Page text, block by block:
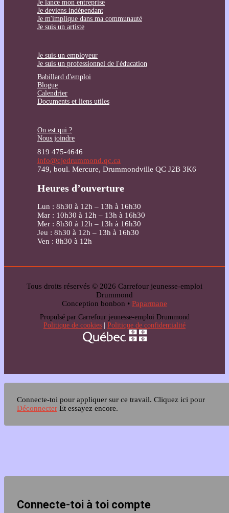
Je lance mon entreprise
Je deviens indépendant
Je m'implique dans ma communauté
Je suis un artiste
Je suis un employeur
Je suis un professionnel de l'éducation
Babillard d'emploi
Blogue
Calendrier
Documents et liens utiles
On est qui ?
Nous joindre
819 475-4646
info@cjedrummond.qc.ca
749, boul. Mercure, Drummondville QC J2B 3K6
Heures d’ouverture
Lun : 8h30 à 12h – 13h à 16h30
Mar : 10h30 à 12h – 13h à 16h30
Mer : 8h30 à 12h – 13h à 16h30
Jeu : 8h30 à 12h – 13h à 16h30
Ven : 8h30 à 12h
Tous droits réservés © 2026 Carrefour jeunesse-emploi
Drummond
Conception bonbon • Paparmane
Propulsé par Carrefour jeunesse-emploi Drummond
Politique de cookies
Politique de confidentialité
Connecte-toi pour appliquer sur ce travail. Cliquez ici pour
Déconnecter Et essayez encore.
Connecte-toi à toi compte